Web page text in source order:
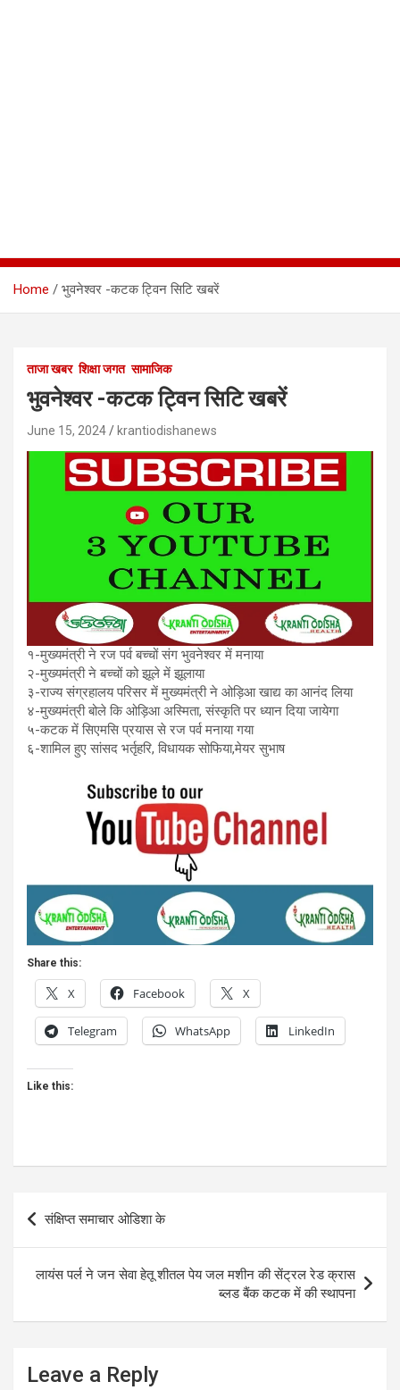
Home भुवनेश्वर -कटक ट्विन सिटि खबरें
ताजा खबर शिक्षा जगत सामाजिक
भुवनेश्वर -कटक ट्विन सिटि खबरें
June 15, 2024 krantiodishanews
१-मुख्यमंत्री ने रज पर्व बच्चों संग भुवनेश्वर में मनाया
२-मुख्यमंत्री ने बच्चों को झूले में झूलाया
३-राज्य संग्रहालय परिसर में मुख्यमंत्री ने ओड़िआ खाद्य का आनंद लिया
४-मुख्यमंत्री बोले कि ओड़िआ अस्मिता, संस्कृति पर ध्यान दिया जायेगा
५-कटक में सिएमसि प्रयास से रज पर्व मनाया गया
६-शामिल हुए सांसद भर्तृहरि, विधायक सोफिया,मेयर सुभाष
Share this:
X Facebook X
Telegram WhatsApp LinkedIn
Like this:
Post
navigation
संक्षिप्त समाचार ओडिशा के
लायंस पर्ल ने जन सेवा हेतू शीतल पेय जल मशीन की सेंट्रल रेड क्रास
ब्लड बैंक कटक में की स्थापना
Leave a Reply